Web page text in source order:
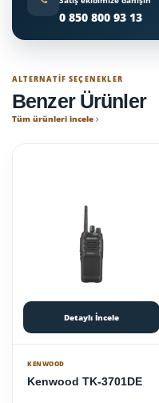
0 850 800 93 13
ALTERNATIF SEÇENEKLER
Benzer Ürünler
Tüm ürünleri incele
Detaylı İncele
KENWOOD
Kenwood TK-3701DE